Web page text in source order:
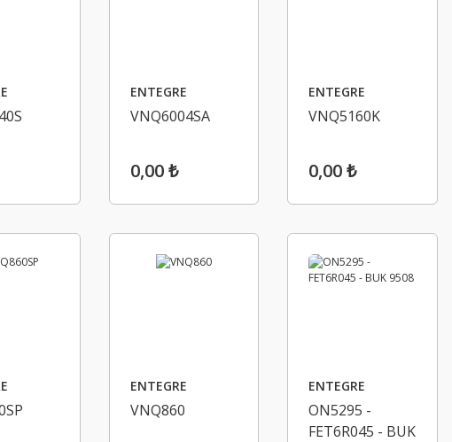
ENTEGRE
VNQ6004SA
0,00 ₺
ENTEGRE
VNQ5160K
0,00 ₺
ENTEGRE
VNQ860
ENTEGRE
ON5295 -
FET6R045 - BUK